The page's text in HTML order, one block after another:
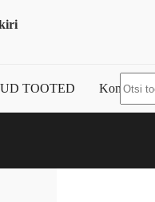
TOOTED Kontakt
results